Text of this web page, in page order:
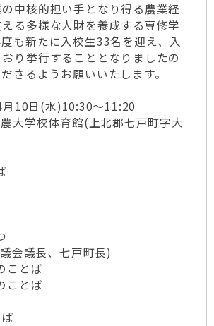
中核的担い手となり得る農業経
る多様な人財を養成する専修学
も新たに入校生33名を迎え、入
り挙行することとなりましたの
さるようお願いいたします。
10日(水)10:30～11:20
大学校体育館(上北郡七戸町字大
会議長、七戸町長)
ことば
ことば